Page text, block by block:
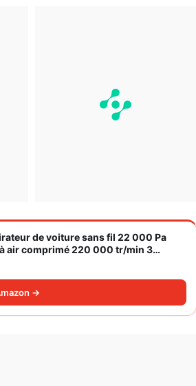
de voiture sans fil 22 000 Pa
air comprimé 220 000 tr/min 3
→